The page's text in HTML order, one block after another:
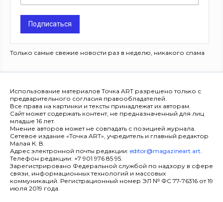
Подписаться
Только самые свежие новости раз в неделю, никакого спама
Использование материалов Точка ART разрешено только с
предварительного согласия правообладателей.
Все права на картинки и тексты принадлежат их авторам.
Сайт может содержать контент, не предназначенный для лиц
младше 16 лет.
Мнение авторов может не совпадать с позицией журнала.
Сетевое издание «Точка ART», учредитель и главный редактор
Малая К. В.
Адрес электронной почты редакции: editor@magazineart.art.
Телефон редакции: +7 901 976 85 95.
Зарегистрировано Федеральной службой по надзору в сфере
связи, информационных технологий и массовых
коммуникаций. Регистрационный номер ЭЛ № ФС 77-76316 от 19
июля 2019 года.